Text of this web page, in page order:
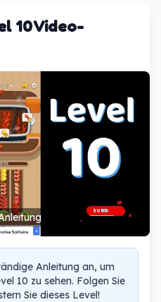
10 Video-
Anleitung an, um
10 zu sehen. Folgen Sie
Sie dieses Level!